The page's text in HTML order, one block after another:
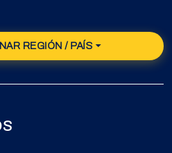
REGIÓN / PAÍS